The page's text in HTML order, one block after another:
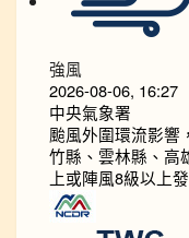
強風
2026-08-06, 16:27
中央氣象署
颱風外圍環流影響
竹縣、雲林縣、高
上或陣風8級以上